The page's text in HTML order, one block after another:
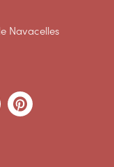
Navacelles